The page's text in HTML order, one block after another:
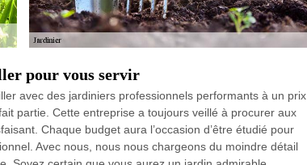
pour vous servir
avec des jardiniers professionnels performants à un prix
partie. Cette entreprise a toujours veillé à procurer aux
Chaque budget aura l’occasion d’être étudié pour
Avec nous, nous nous chargeons du moindre détail